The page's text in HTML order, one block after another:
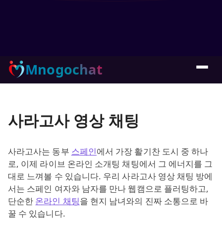
Mnogochat
사라고사 영상 채팅
사라고사는 동부 스페인에서 가장 활기찬 도시 중 하나
로, 이제 라이브 온라인 소개팅 채팅에서 그 에너지를 그
대로 느껴볼 수 있습니다. 우리 사라고사 영상 채팅 방에
서는 스페인 여자와 남자를 만나 웹캠으로 플러팅하고,
단순한 온라인 채팅을 현지 남녀와의 진짜 소통으로 바
꿀 수 있습니다.